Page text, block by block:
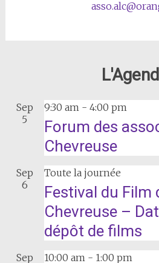
Sep
5
9:30 am- 4:00 pm
Forum des
Chevreuse
Sep
6
Toute la journée
Festival du Film
Chevreuse –
dépôt de films
Sep 10:00 am- 1:00 pm